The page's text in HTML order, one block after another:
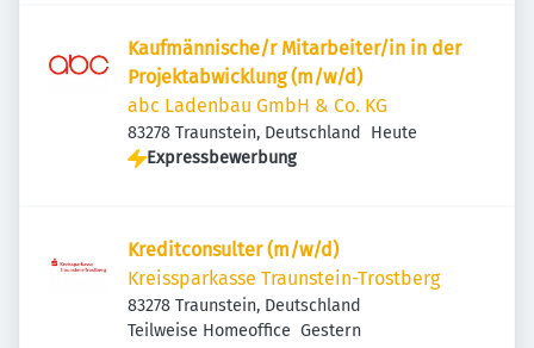
Kaufmännische/r Mitarbeiter/in in der
Projektabwicklung (m/w/d)
abc Ladenbau GmbH & Co. KG
83278 Traunstein, Deutschland Veröffentlicht
Heute
Expressbewerbung
Kreditconsulter (m/w/d)
Kreissparkasse Traunstein-Trostberg
83278 Traunstein, Deutschland
Teilweise Homeoffice Veröffentlicht
Gestern